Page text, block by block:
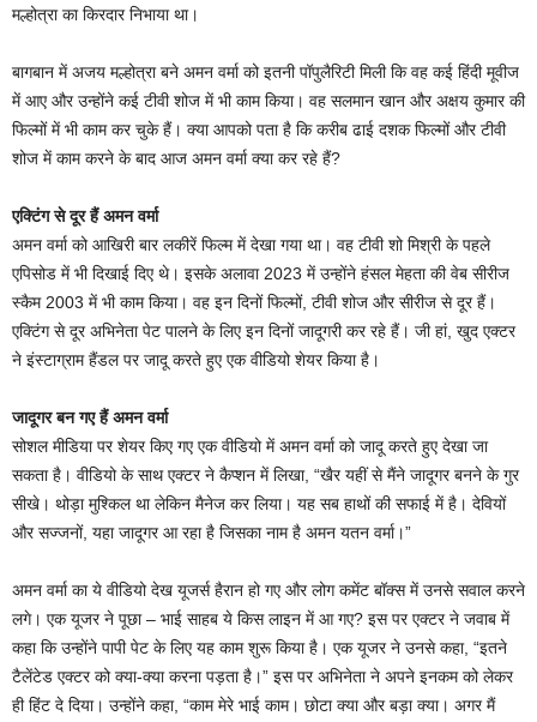
मल्होत्रा का किरदार निभाया था।
बागबान में अजय मल्होत्रा बने अमन वर्मा को इतनी पॉपुलैरिटी मिली कि वह कई हिंदी मूवीज
में आए और उन्होंने कई टीवी शोज में भी काम किया। वह सलमान खान और अक्षय कुमार की
फिल्मों में भी काम कर चुके हैं। क्या आपको पता है कि करीब ढाई दशक फिल्मों और टीवी
शोज में काम करने के बाद आज अमन वर्मा क्या कर रहे हैं?
एक्टिंग से दूर हैं अमन वर्मा
अमन वर्मा को आखिरी बार लकीरें फिल्म में देखा गया था। वह टीवी शो मिश्री के पहले
एपिसोड में भी दिखाई दिए थे। इसके अलावा 2023 में उन्होंने हंसल मेहता की वेब सीरीज
स्कैम 2003 में भी काम किया। वह इन दिनों फिल्मों, टीवी शोज और सीरीज से दूर हैं।
एक्टिंग से दूर अभिनेता पेट पालने के लिए इन दिनों जादूगरी कर रहे हैं। जी हां, खुद एक्टर
ने इंस्टाग्राम हैंडल पर जादू करते हुए एक वीडियो शेयर किया है।
जादूगर बन गए हैं अमन वर्मा
सोशल मीडिया पर शेयर किए गए एक वीडियो में अमन वर्मा को जादू करते हुए देखा जा
सकता है। वीडियो के साथ एक्टर ने कैप्शन में लिखा, “खैर यहीं से मैंने जादूगर बनने के गुर
सीखे। थोड़ा मुश्किल था लेकिन मैनेज कर लिया। यह सब हाथों की सफाई में है। देवियों
और सज्जनों, यहा जादूगर आ रहा है जिसका नाम है अमन यतन वर्मा।”
अमन वर्मा का ये वीडियो देख यूजर्स हैरान हो गए और लोग कमेंट बॉक्स में उनसे सवाल करने
लगे। एक यूजर ने पूछा – भाई साहब ये किस लाइन में आ गए? इस पर एक्टर ने जवाब में
कहा कि उन्होंने पापी पेट के लिए यह काम शुरू किया है। एक यूजर ने उनसे कहा, “इतने
टैलेंटेड एक्टर को क्या-क्या करना पड़ता है।” इस पर अभिनेता ने अपने इनकम को लेकर
ही हिंट दे दिया। उन्होंने कहा, “काम मेरे भाई काम। छोटा क्या और बड़ा क्या। अगर मैं